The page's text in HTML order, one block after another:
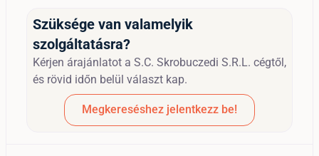
Szüksége van valamelyik
szolgáltatásra?
Kérjen árajánlatot a S.C. Skrobuczedi S.R.L. cégtől,
és rövid időn belül választ kap.
Megkereséshez jelentkezz be!